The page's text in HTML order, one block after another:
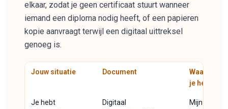
elkaar, zodat je geen certificaat stuurt wanneer
iemand een diploma nodig heeft, of een papieren
kopie aanvraagt terwijl een digitaal uittreksel
genoeg is.
Jouw situatie Document
Waar haal
je het?
Je hebt
Digitaal
Mijn